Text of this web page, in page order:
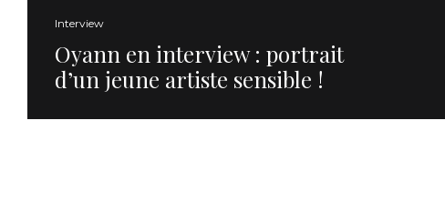
Interview
Oyann en interview : portrait
d’un jeune artiste sensible !